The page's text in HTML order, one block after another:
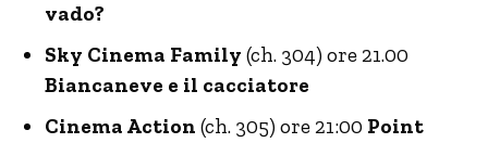
vado?
Sky Cinema Family (ch. 304) ore 21.00
Biancaneve e il cacciatore
Cinema Action (ch. 305) ore 21:00 Point